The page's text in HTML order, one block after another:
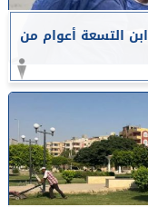
التسعة أعوام من